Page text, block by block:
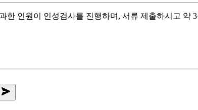
한 인원이 인성검사를 진행하며, 서류 제출하시고